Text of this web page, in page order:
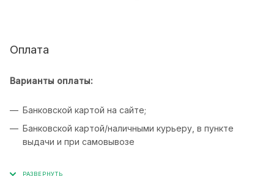
Оплата
Варианты оплаты:
Банковской картой на сайте;
Банковской картой/наличными курьеру, в пункте
выдачи и при самовывозе